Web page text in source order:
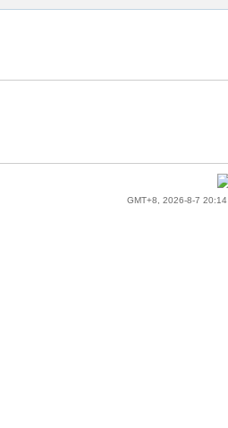
GMT+8, 2026-8-7 20:14